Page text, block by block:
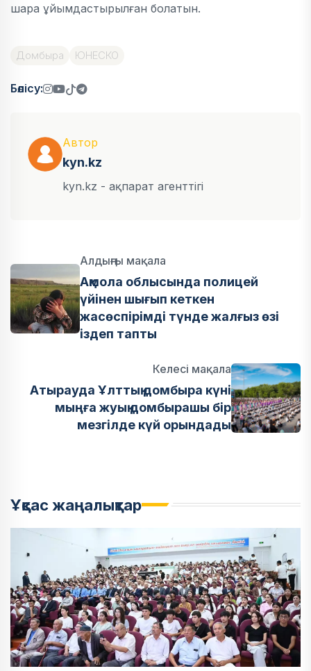
шара ұйымдастырылған болатын.
Домбыра ЮНЕСКО
Бөлісу:
Автор
kyn.kz
kyn.kz - ақпарат агенттігі
Алдыңғы мақала
Ақмола облысында полицей
үйінен шығып кеткен
жасөспірімді түнде жалғыз өзі
іздеп тапты
Келесі мақала
Атырауда Ұлттық домбыра күні
мыңға жуық домбырашы бір
мезгілде күй орындады
Ұқсас жаңалықтар